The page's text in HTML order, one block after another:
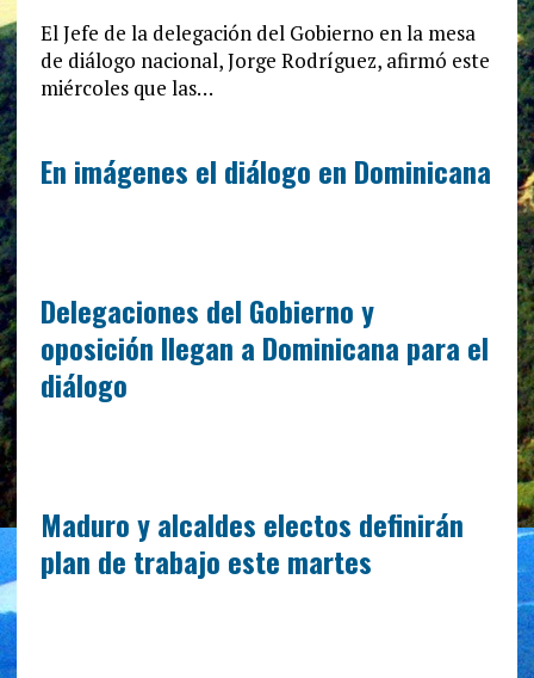
El Jefe de la delegación del Gobierno en la mesa
de diálogo nacional, Jorge Rodríguez, afirmó este
miércoles que las…
En imágenes el diálogo en Dominicana
Delegaciones del Gobierno y
oposición llegan a Dominicana para el
diálogo
Maduro y alcaldes electos definirán
plan de trabajo este martes